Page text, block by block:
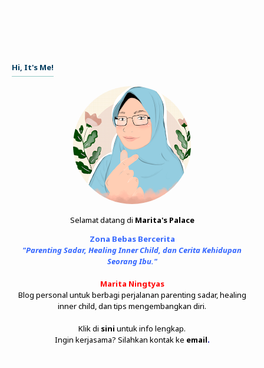
Hi, It's Me!
Selamat datang di Marita's Palace
Zona Bebas Bercerita
"Parenting Sadar, Healing Inner Child, dan Cerita Kehidupan
Seorang Ibu."
Marita Ningtyas
Blog personal untuk berbagi perjalanan parenting sadar, healing
inner child, dan tips mengembangkan diri.
Klik di sini untuk info lengkap.
Ingin kerjasama? Silahkan kontak ke email.